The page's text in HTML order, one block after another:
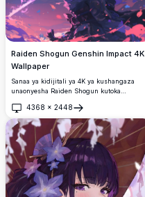
Raiden Shogun Genshin Impact 4K
Wallpaper
Sanaa ya kidijitali ya 4K ya kushangaza
unaonyesha Raiden Shogun kutoka
electro kati ya nishati ya zambarau
inayozunguka na mapetali ya maua ya
cherry. Mchoro wa hali ya juu wa mtindo
wa anime mkamilifu kwa mandhari za
desktop na rangi za zambarau na waridi
zenye mwanga zinazounda mazingira ya
mapigano ya kipekee.
4368 × 2448
Fungua